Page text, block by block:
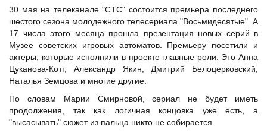
30 мая на телеканале "СТС" состоится премьера последнего
шестого сезона молодежного телесериала "Восьмидесятые". А
17 числа этого месяца прошла презентация новых серий в
Музее советских игровых автоматов. Премьеру посетили и
актеры, которые исполнили в проекте главные роли. Это Анна
Цуканова-Котт, Александр Якин, Дмитрий Белоцерковский
Наталья Земцова и многие другие.
По словам Марии Смирновой, сериал не будет иметь
продолжения, так как логичная концовка уже есть, а
"высасывать" сюжет из пальца никто не собирается.